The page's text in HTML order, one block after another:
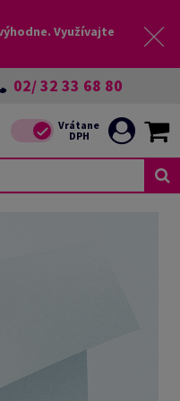
Využívajte
02/ 32 33 68 80